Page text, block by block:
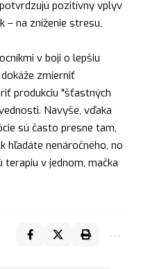
pozitívny vplyv
– na zníženie stresu,
v boji o lepšiu
zmierniť
produkciu "šťastných
Navyše, vďaka
sú často presne tam,
hľadáte nenáročného, no
v jednom, mačka